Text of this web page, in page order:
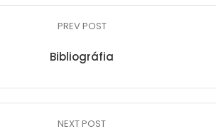
PREV POST
Bibliográfia
NEXT POST